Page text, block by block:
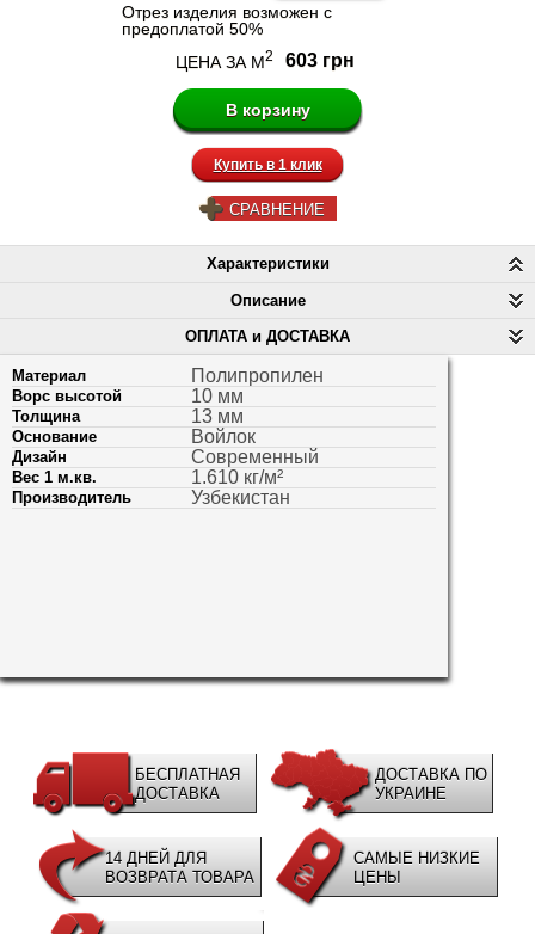
Отрез изделия возможен с
предоплатой 50%
ЦЕНА ЗА М2 603 грн
Купить в 1 клик
СРАВНЕНИЕ
Характеристики
Описание
ОПЛАТА и ДОСТАВКА
Материал Полипропилен
Ворс высотой 10 мм
Толщина 13 мм
Основание Войлок
Дизайн Современный
Вес 1 м.кв. 1.610 кг/м²
Производитель Узбекистан
БЕСПЛАТНАЯ
ДОСТАВКА
ДОСТАВКА ПО
УКРАИНЕ
14 ДНЕЙ ДЛЯ
ВОЗВРАТА ТОВАРА
САМЫЕ НИЗКИЕ
ЦЕНЫ